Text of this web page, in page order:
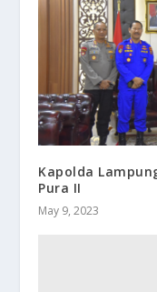
Kapolda
Pura II
May 9, 2023